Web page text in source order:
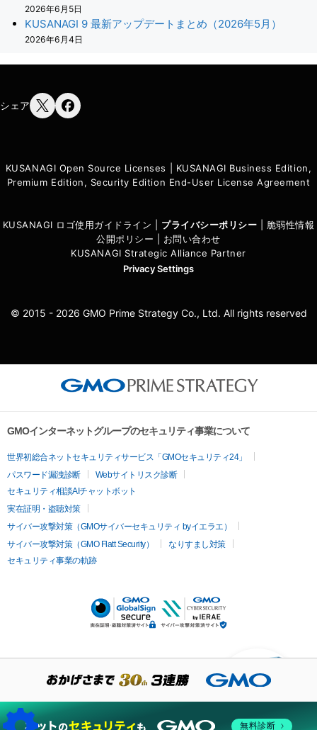
2026年6月5日
KUSANAGI 9 最新アップデートまとめ（2026年5月）
2026年6月4日
シェア
KUSANAGI Open Source Licenses
KUSANAGI Business Edition,
Premium Edition, Security Edition End-User License Agreement
KUSANAGI ロゴ使用ガイドライン プライバシーポリシー
脆弱性情報
公開ポリシー
お問い合わせ
KUSANAGI Strategic Alliance Partner
Privacy Settings
© 2015 - 2026 GMO Prime Strategy Co., Ltd. All rights reserved
GMOインターネットグループのセキュリティ事業について
世界初総合ネットセキュリティサービス「GMOセキュリティ24」
パスワード漏洩診断
Webサイトリスク診断
セキュリティ相談AIチャットボット
実在証明・盗聴対策
サイバー攻撃対策（GMOサイバーセキュリティ byイエラエ）
サイバー攻撃対策（GMO Flatt Security）
なりすまし対策
セキュリティ事業の軌跡
KUSANAGIについての質
無料診断